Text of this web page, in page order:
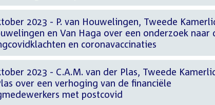
2023 - P. van Houwelingen, Tweede
en Van Haga over een onderzoek naar
en coronavaccinaties
2023 - C.A.M. van der Plas, Tweede
over een verhoging van de financiële
met postcovid